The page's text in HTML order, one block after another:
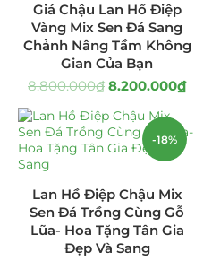
Tiểu Cảnh Sen Đá
Tranh Sen Đá 3D
Uncategorized
Giá Chậu Lan Hồ Điệp
Vàng Mix Sen Đá Sang
Chảnh Nâng Tầm Không
Gian Của Bạn
8.800.000₫ 8.200.000₫
-18%
Lan Hồ Điệp Chậu Mix
Sen Đá Trồng Cùng Gỗ
Lũa- Hoa Tặng Tân Gia
Đẹp Và Sang